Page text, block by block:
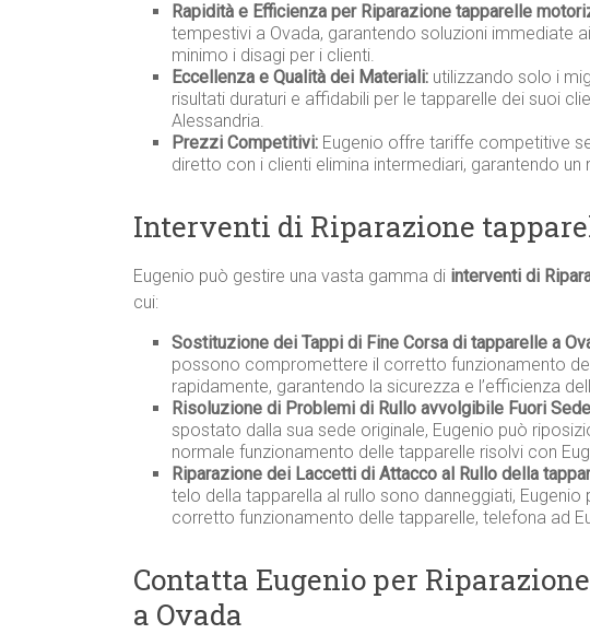
Rapidità e Efficienza per Riparazione tapparelle
tempestivi a Ovada, garantendo soluzioni immediate
minimo i disagi per i clienti.
Eccellenza e Qualità dei Materiali: utilizzando solo i
risultati duraturi e affidabili per le tapparelle dei suoi
Alessandria.
Prezzi Competitivi: Eugenio offre tariffe competitive
diretto con i clienti elimina intermediari, garantendo
Interventi di Riparazione
Eugenio può gestire una vasta gamma di interventi di
cui:
Sostituzione dei Tappi di Fine Corsa di tapparelle a
possono compromettere il corretto funzionamento
rapidamente, garantendo la sicurezza e l’efficienza
Risoluzione di Problemi di Rullo avvolgibile Fuori
spostato dalla sua sede originale, Eugenio può
normale funzionamento delle tapparelle risolvi con
Riparazione dei Laccetti di Attacco al Rullo della
telo della tapparella al rullo sono danneggiati, Eugenio
corretto funzionamento delle tapparelle, telefona ad
Contatta Eugenio per
a Ovada